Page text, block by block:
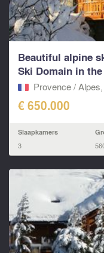
Beautiful alpine
Ski Domain in
Provence /
€ 650.000
Slaapkamers
3